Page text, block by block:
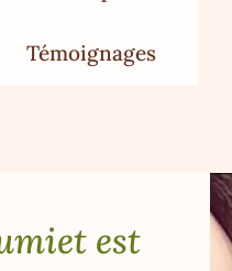
Témoignages
est